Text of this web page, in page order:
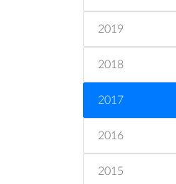
2019
2018
2017
2016
2015